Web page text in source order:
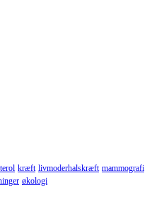
kræft livmoderhalskræft mammografi
økologi